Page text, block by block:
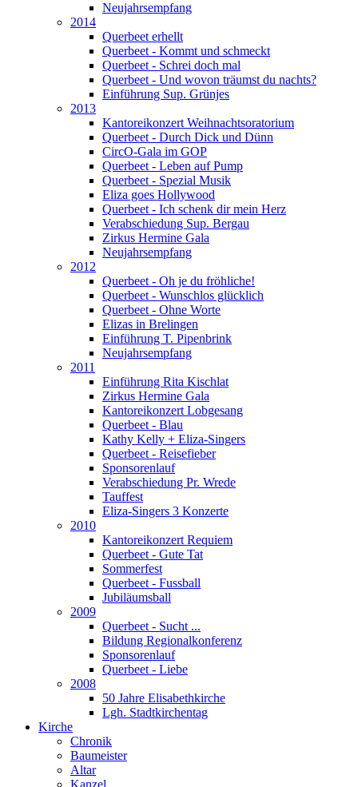
Neujahrsempfang
2014
Querbeet erhellt
Querbeet - Kommt und schmeckt
Querbeet - Schrei doch mal
Querbeet - Und wovon träumst du nachts?
Einführung Sup. Grünjes
2013
Kantoreikonzert Weihnachtsoratorium
Querbeet - Durch Dick und Dünn
CircO-Gala im GOP
Querbeet - Leben auf Pump
Querbeet - Spezial Musik
Eliza goes Hollywood
Querbeet - Ich schenk dir mein Herz
Verabschiedung Sup. Bergau
Zirkus Hermine Gala
Neujahrsempfang
2012
Querbeet - Oh je du fröhliche!
Querbeet - Wunschlos glücklich
Querbeet - Ohne Worte
Elizas in Brelingen
Einführung T. Pipenbrink
Neujahrsempfang
2011
Einführung Rita Kischlat
Zirkus Hermine Gala
Kantoreikonzert Lobgesang
Querbeet - Blau
Kathy Kelly + Eliza-Singers
Querbeet - Reisefieber
Sponsorenlauf
Verabschiedung Pr. Wrede
Tauffest
Eliza-Singers 3 Konzerte
2010
Kantoreikonzert Requiem
Querbeet - Gute Tat
Sommerfest
Querbeet - Fussball
Jubiläumsball
2009
Querbeet - Sucht ...
Bildung Regionalkonferenz
Sponsorenlauf
Querbeet - Liebe
2008
50 Jahre Elisabethkirche
Lgh. Stadtkirchentag
Kirche
Chronik
Baumeister
Altar
Kanzel